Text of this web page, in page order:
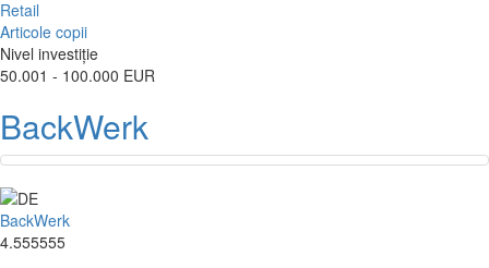
Retail
Articole copii
Nivel investiție
50.001 - 100.000 EUR
BackWerk
BackWerk
4.555555